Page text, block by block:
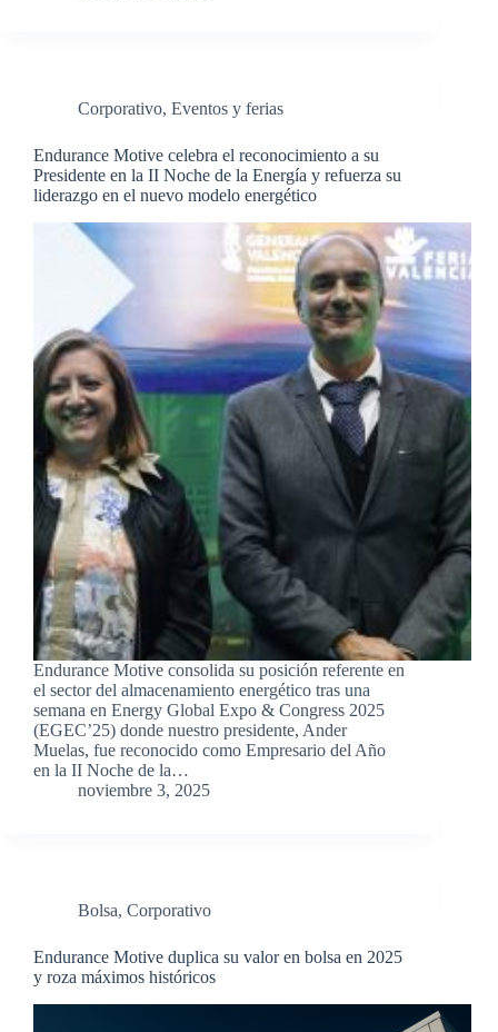
Corporativo, Eventos y ferias
Endurance Motive celebra el reconocimiento a su
Presidente en la II Noche de la Energía y refuerza su
liderazgo en el nuevo modelo energético
Endurance Motive consolida su posición referente en
el sector del almacenamiento energético tras una
semana en Energy Global Expo & Congress 2025
(EGEC’25) donde nuestro presidente, Ander
Muelas, fue reconocido como Empresario del Año
en la II Noche de la…
noviembre 3, 2025
Bolsa, Corporativo
Endurance Motive duplica su valor en bolsa en 2025
y roza máximos históricos